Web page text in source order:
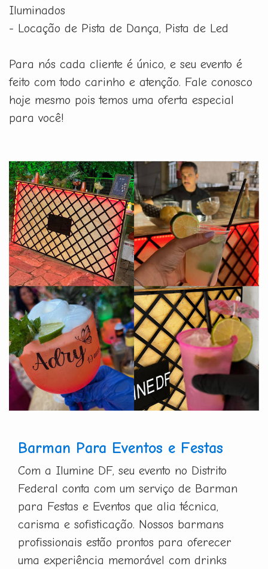
Iluminados
- Locação de Pista de Dança, Pista de Led
Para nós cada cliente é único, e seu evento é
feito com todo carinho e atenção. Fale conosco
hoje mesmo pois temos uma oferta especial
para você!
Barman Para Eventos e Festas
Com a Ilumine DF, seu evento no Distrito
Federal conta com um serviço de Barman
para Festas e Eventos que alia técnica,
carisma e sofisticação. Nossos barmans
profissionais estão prontos para oferecer
uma experiência memorável com drinks